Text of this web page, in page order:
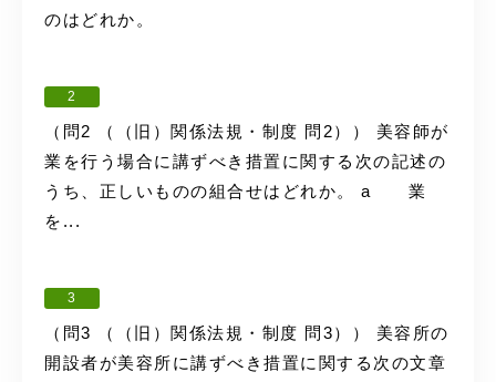
のはどれか。
2
（問2 （（旧）関係法規・制度 問2）） 美容師が
業を行う場合に講ずべき措置に関する次の記述の
うち、正しいものの組合せはどれか。 a 業
を...
3
（問3 （（旧）関係法規・制度 問3）） 美容所の
開設者が美容所に講ずべき措置に関する次の文章